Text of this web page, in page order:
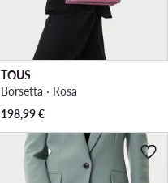
TOUS
Borsetta · Rosa
198,99€